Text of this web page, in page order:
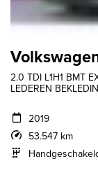
2.0 TDI L1H1 BMT
LEDEREN
2019
53.547 km